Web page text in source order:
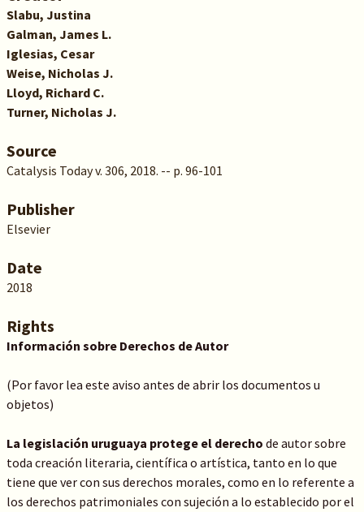
Slabu, Justina
Galman, James L.
Iglesias, Cesar
Weise, Nicholas J.
Lloyd, Richard C.
Turner, Nicholas J.
Source
Catalysis Today v. 306, 2018. -- p. 96-101
Publisher
Elsevier
Date
2018
Rights
Información sobre Derechos de Autor
(Por favor lea este aviso antes de abrir los documentos u
objetos)
La legislación uruguaya protege el derecho de autor sobre
toda creación literaria, científica o artística, tanto en lo que
tiene que ver con sus derechos morales, como en lo referente a
los derechos patrimoniales con sujeción a lo establecido por el